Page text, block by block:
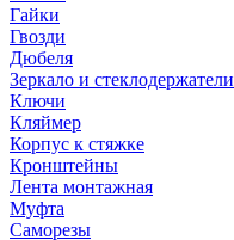
Гайки
Гвозди
Дюбеля
Зеркало и стеклодержатели
Ключи
Кляймер
Корпус к стяжке
Кронштейны
Лента монтажная
Муфта
Саморезы